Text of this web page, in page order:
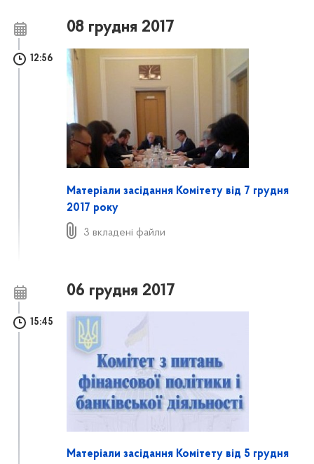
08 грудня 2017
12:56
Матеріали засідання Комітету від 7 грудня
2017 року
3 вкладені файли
06 грудня 2017
15:45
Матеріали засідання Комітету від 5 грудня